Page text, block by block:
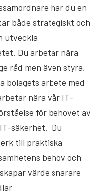
har du en
både strategiskt och
utveckla
Du arbetar nära
råd men även styra,
bolagets arbete med
nära vår IT-
för behovet av
säkerhet. Du
till praktiska
behov och
värde snarare